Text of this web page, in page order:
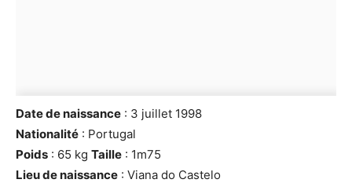
Date de naissance : 3 juillet 1998
Nationalité : Portugal
Poids : 65 kg Taille : 1m75
Lieu de naissance : Viana do Castelo